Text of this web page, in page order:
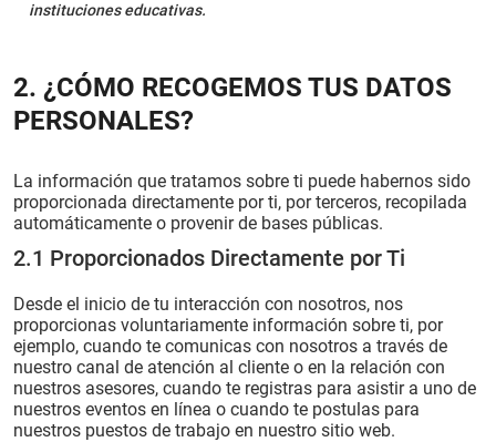
instituciones educativas.
2. ¿CÓMO RECOGEMOS TUS DATOS
PERSONALES?
La información que tratamos sobre ti puede habernos sido
proporcionada directamente por ti, por terceros, recopilada
automáticamente o provenir de bases públicas.
2.1 Proporcionados Directamente por Ti
Desde el inicio de tu interacción con nosotros, nos
proporcionas voluntariamente información sobre ti, por
ejemplo, cuando te comunicas con nosotros a través de
nuestro canal de atención al cliente o en la relación con
nuestros asesores, cuando te registras para asistir a uno de
nuestros eventos en línea o cuando te postulas para
nuestros puestos de trabajo en nuestro sitio web.